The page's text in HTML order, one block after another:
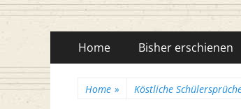
Flötenreihe
Primäres
Menü
Inhalt
Home Bisher erschienen
Home » Köstliche